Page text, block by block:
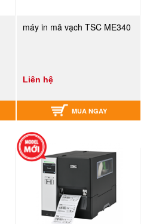
máy in mã vạch TSC ME340
Liên hệ
MUA NGAY